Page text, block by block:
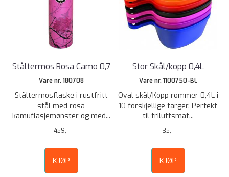
Ståltermos Rosa Camo 0,7
Vare nr. 180708
Ståltermosflaske i rustfritt
stål med rosa
kamuflasjemønster og med...
459,-
KJØP
Stor Skål/kopp 0,4L
Vare nr. 1100750-BL
Oval skål/Kopp rommer 0,4L i
10 forskjellige farger. Perfekt
til friluftsmat...
35,-
KJØP